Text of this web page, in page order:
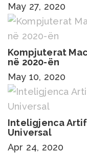
May 27, 2020
Kompjuterat
në 2020-ën
May 10, 2020
Inteligjenca
Universal
Apr 24, 2020